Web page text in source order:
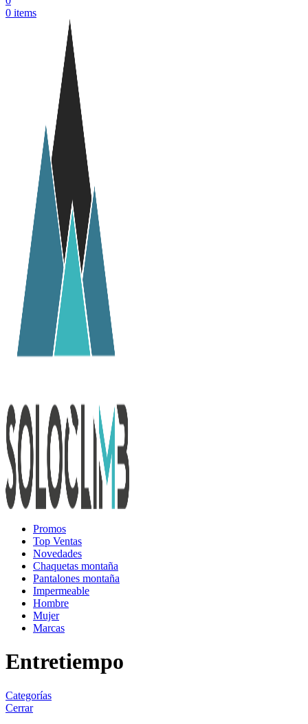
0 items
Promos
Top Ventas
Novedades
Chaquetas montaña
Pantalones montaña
Impermeable
Hombre
Mujer
Marcas
Entretiempo
Categorías
Cerrar